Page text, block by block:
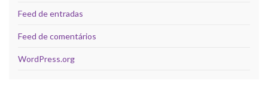
Feed de entradas
Feed de comentários
WordPress.org